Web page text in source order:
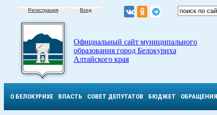
Регистрация Вход
Официальный сайт муниципального
образования город Белокуриха
Алтайского края
О БЕЛОКУРИХЕ ВЛАСТЬ СОВЕТ ДЕПУТАТОВ БЮДЖЕТ ОБРАЩЕНИЯ